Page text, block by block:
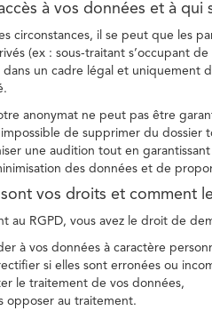
à vos données et à qui
circonstances, il se peut que les
(ex : sous-traitant s’occupant
dans un cadre légal et uniquement
anonymat ne peut pas être
de supprimer du dossier
une audition tout en
des données et de
vos droits et comment
au RGPD, vous avez le droit de
à vos données à caractère
si elles sont erronées ou
le traitement de vos données,
opposer au traitement.